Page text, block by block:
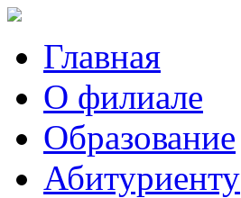
Главная
О филиале
Образование
Абитуриенту